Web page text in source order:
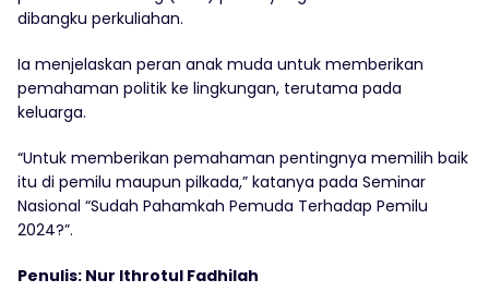
dibangku perkuliahan.
Ia menjelaskan peran anak muda untuk memberikan
pemahaman politik ke lingkungan, terutama pada
keluarga.
“Untuk memberikan pemahaman pentingnya memilih baik
itu di pemilu maupun pilkada,” katanya pada Seminar
Nasional “Sudah Pahamkah Pemuda Terhadap Pemilu
2024?”.
Penulis: Nur Ithrotul Fadhilah